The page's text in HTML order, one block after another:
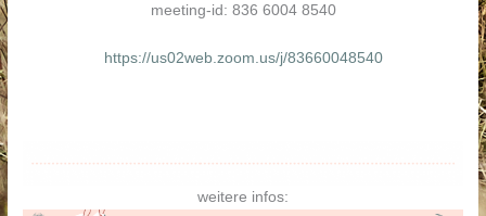
meeting-id: 836 6004 8540
https://us02web.zoom.us/j/83660048540
weitere infos: